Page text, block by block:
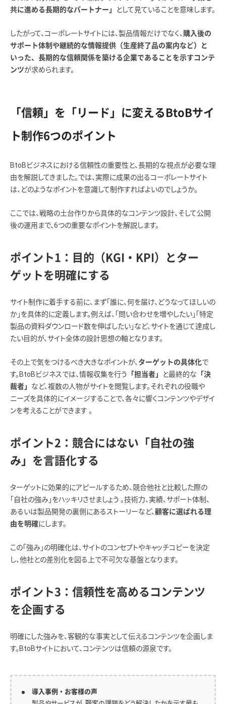
共に進める長期的なパートナー」
として見ていることを意味します。
したがって、コーポレートサイトには、製品情報だけでなく、 購入後の
サポート体制や継続的な情報提供（生産終了品の案内など）と
いった、長期的な信頼関係を築ける企業であることを示すコンテ
ンツが求められます。
「信頼」を「リード」に変えるBtoBサイ
ト制作6つのポイント
BtoBビジネスにおける信頼性の重要性と、長期的な視点が必要な理
由を解説してきました。では、実際に成果の出るコーポレートサイト
は、どのようなポイントを意識して制作すればよいのでしょうか。
ここでは、戦略の土台作りから具体的なコンテンツ設計、そして公開
後の運用まで、6つの重要なポイントを解説します。
ポイント1：目的（KGI・KPI）とター
ゲットを明確にする
サイト制作に着手する前に、まず「誰に、何を届け、どうなってほしいの
か」を具体的に定義します。例えば、「問い合わせを増やしたい」「特定
製品の資料ダウンロード数を伸ばしたい」など、サイトを通じて達成し
たい目的が、サイト全体の設計思想の軸となります。
その上で気をつけるべき大きなポイントが、 ターゲットの具体化で
す。BtoBビジネスでは、情報収集を行う 「担当者」 と最終的な 「決
裁者」 など、複数の人物がサイトを閲覧します。それぞれの役職や
ニーズを具体的にイメージすることで、各々に響くコンテンツやデザイ
ンを考えることができます 。
ポイント2：競合にはない「自社の強
み」を言語化する
ターゲットに効果的にアピールするため、競合他社と比較した際の
「自社の強み」をハッキリさせましょう 。技術力、実績、サポート体制、
あるいは製品開発の裏側にあるストーリーなど、 顧客に選ばれる理
由を明確にします。
この「強み」の明確化は、サイトのコンセプトやキャッチコピーを決定
し、他社との差別化を図る上で不可欠な基盤となります。
ポイント3：信頼性を高めるコンテンツ
を企画する
明確にした強みを、客観的な事実として伝えるコンテンツを企画しま
す。BtoBサイトにおいて、コンテンツは信頼の源泉です。
導入事例・お客様の声